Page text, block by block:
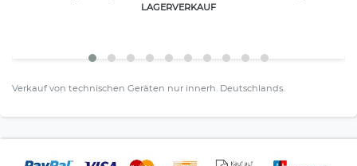
LAGERVERKAUF
Verkauf von technischen Geräten nur innerh. Deutschlands.